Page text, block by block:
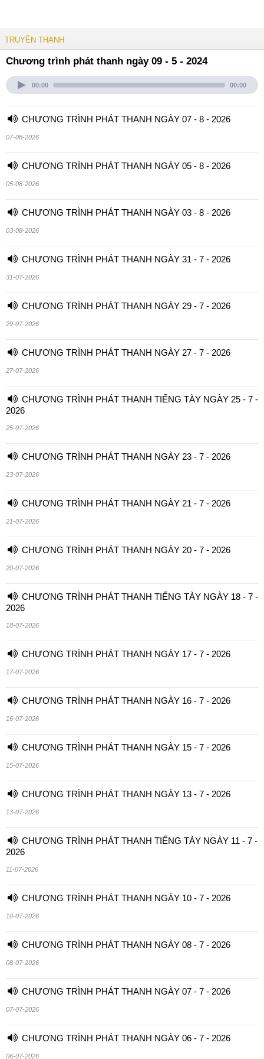
TRUYỀN THANH
Chương trình phát thanh ngày 09 - 5 - 2024
00:00 00:00
CHƯƠNG TRÌNH PHÁT THANH NGÀY 07 - 8 - 2026
07-08-2026
CHƯƠNG TRÌNH PHÁT THANH NGÀY 05 - 8 - 2026
05-08-2026
CHƯƠNG TRÌNH PHÁT THANH NGÀY 03 - 8 - 2026
03-08-2026
CHƯƠNG TRÌNH PHÁT THANH NGÀY 31 - 7 - 2026
31-07-2026
CHƯƠNG TRÌNH PHÁT THANH NGÀY 29 - 7 - 2026
29-07-2026
CHƯƠNG TRÌNH PHÁT THANH NGÀY 27 - 7 - 2026
27-07-2026
CHƯƠNG TRÌNH PHÁT THANH TIẾNG TÀY NGÀY 25 - 7 -
2026
25-07-2026
CHƯƠNG TRÌNH PHÁT THANH NGÀY 23 - 7 - 2026
23-07-2026
CHƯƠNG TRÌNH PHÁT THANH NGÀY 21 - 7 - 2026
21-07-2026
CHƯƠNG TRÌNH PHÁT THANH NGÀY 20 - 7 - 2026
20-07-2026
CHƯƠNG TRÌNH PHÁT THANH TIẾNG TÀY NGÀY 18 - 7 -
2026
18-07-2026
CHƯƠNG TRÌNH PHÁT THANH NGÀY 17 - 7 - 2026
17-07-2026
CHƯƠNG TRÌNH PHÁT THANH NGÀY 16 - 7 - 2026
16-07-2026
CHƯƠNG TRÌNH PHÁT THANH NGÀY 15 - 7 - 2026
15-07-2026
CHƯƠNG TRÌNH PHÁT THANH NGÀY 13 - 7 - 2026
13-07-2026
CHƯƠNG TRÌNH PHÁT THANH TIẾNG TÀY NGÀY 11 - 7 -
2026
11-07-2026
CHƯƠNG TRÌNH PHÁT THANH NGÀY 10 - 7 - 2026
10-07-2026
CHƯƠNG TRÌNH PHÁT THANH NGÀY 08 - 7 - 2026
08-07-2026
CHƯƠNG TRÌNH PHÁT THANH NGÀY 07 - 7 - 2026
07-07-2026
CHƯƠNG TRÌNH PHÁT THANH NGÀY 06 - 7 - 2026
06-07-2026